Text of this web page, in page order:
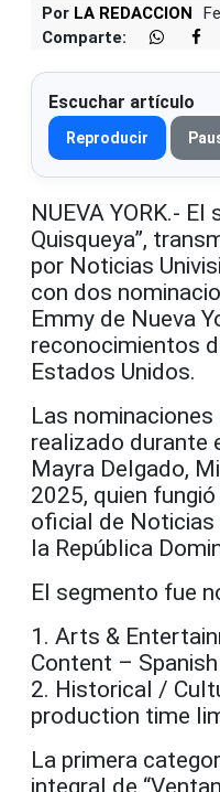
Por LA REDACCION
Comparte:
Escuchar artículo
Reproducir
NUEVA YORK.-
Quisqueya”,
por Noticias
con dos
Emmy de Nueva
reconocimientos
Estados Unidos.
Las
realizado durante
Mayra Delgado,
2025, quien
oficial de Noticias
la República
El segmento fue
1. Arts &
Content – Spanish
2. Historical /
production time
La primera